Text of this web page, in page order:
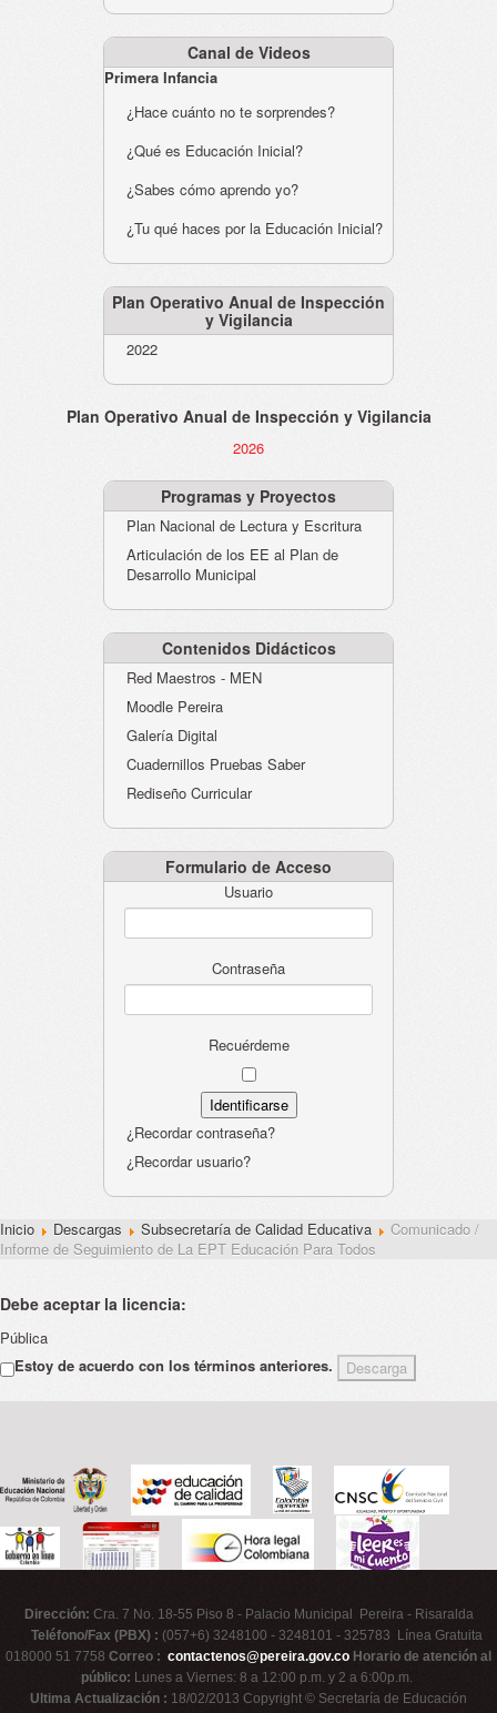
Canal de Videos
Primera Infancia
¿Hace cuánto no te sorprendes?
¿Qué es Educación Inicial?
¿Sabes cómo aprendo yo?
¿Tu qué haces por la Educación Inicial?
Plan Operativo Anual de Inspección
y Vigilancia
2022
Plan Operativo Anual de Inspección y Vigilancia
2026
Programas y Proyectos
Plan Nacional de Lectura y Escritura
Articulación de los EE al Plan de
Desarrollo Municipal
Contenidos Didácticos
Red Maestros - MEN
Moodle Pereira
Galería Digital
Cuadernillos Pruebas Saber
Rediseño Curricular
Formulario de Acceso
Usuario
Contraseña
Recuérdeme
¿Recordar contraseña?
¿Recordar usuario?
Inicio Descargas Subsecretaría de Calidad Educativa
Comunicado /
Informe de Seguimiento de La EPT Educación Para Todos
Debe aceptar la licencia:
Pública
Estoy de acuerdo con los términos anteriores.
Dirección: Cra. 7 No. 18-55 Piso 8 - Palacio Municipal Pereira - Risaralda
Teléfono/Fax (PBX) : (057+6) 3248100 - 3248101 - 325783 Línea Gratuita
018000 51 7758 Correo : contactenos@pereira.gov.co Horario de atención al
público: Lunes a Viernes: 8 a 12:00 p.m. y 2 a 6:00p.m.
Ultima Actualización : 18/02/2013 Copyright © Secretaría de Educación